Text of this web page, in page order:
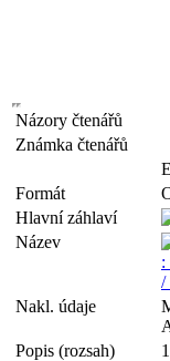
Názory čtenářů
Známka čtenářů
Formát
Hlavní záhlaví
Název
:
/
Nakl. údaje
Popis (rozsah)